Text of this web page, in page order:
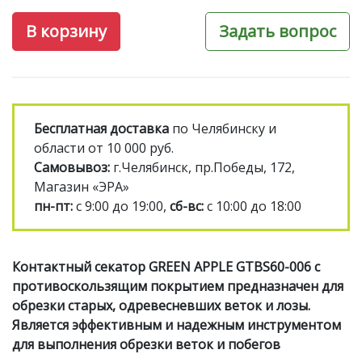
В корзину Задать вопрос
Бесплатная доставка по Челябинску и
области от 10 000 руб.
Самовывоз: г.Челябинск, пр.Победы, 172,
Магазин «ЭРА»
пн-пт:с 9:00 до 19:00, сб-вс:с 10:00 до 18:00
Контактный секатор GREEN APPLE GTBS60-006 с
противоскользящим покрытием предназначен для
обрезки старых, одревесневших веток и лозы.
Является эффективным и надежным инструментом
для выполнения обрезки веток и побегов